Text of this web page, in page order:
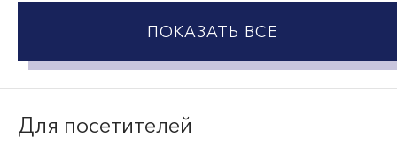
ПОКАЗАТЬ ВСЕ
Для посетителей